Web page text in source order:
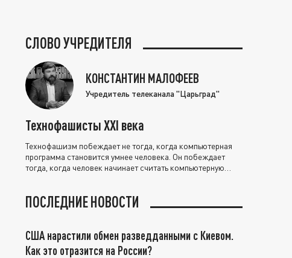
СЛОВО УЧРЕДИТЕЛЯ
КОНСТАНТИН МАЛОФЕЕВ
Учредитель телеканала "Царьград"
Технофашисты XXI века
Технофашизм побеждает не тогда, когда компьютерная
программа становится умнее человека. Он побеждает
тогда, когда человек начинает считать компьютерную
ПОСЛЕДНИЕ НОВОСТИ
США нарастили обмен разведданными с Киевом.
Как это отразится на России?